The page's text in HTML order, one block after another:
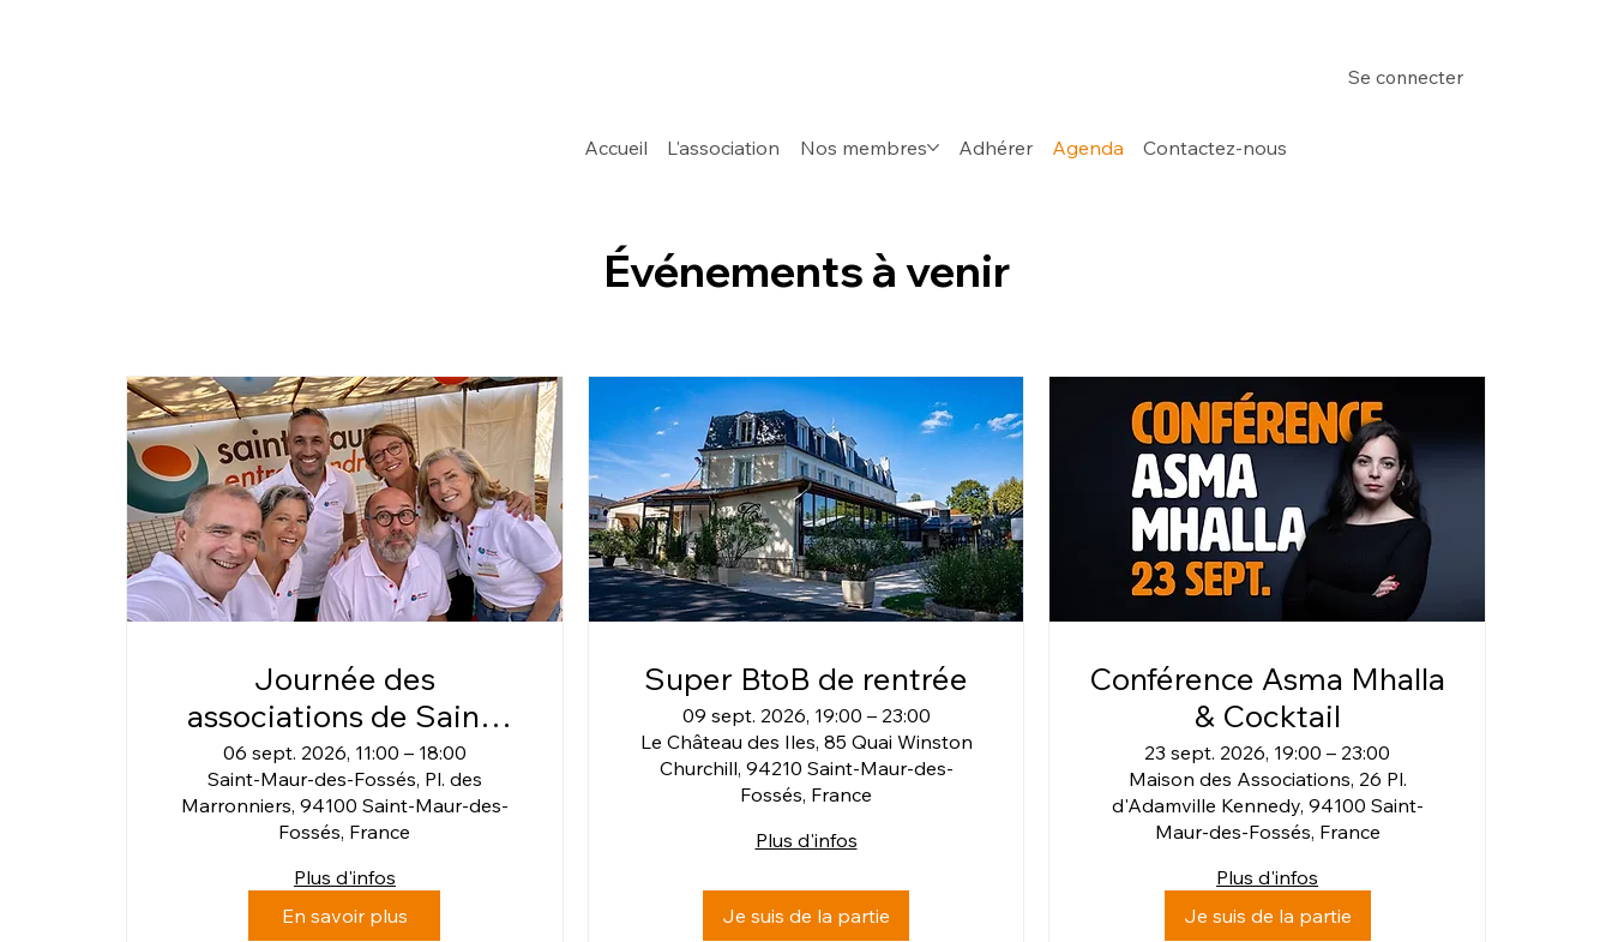
Se connecter
Accueil L'association Nos membres Adhérer Agenda Contactez-nous
Événements à venir
Journée des
associations de Saint-
Maur
06 sept. 2026, 11:00 – 18:00
Saint-Maur-des-Fossés, Pl. des
Marronniers, 94100 Saint-Maur-des-
Fossés, France
Plus d'infos
En savoir plus
Super BtoB de rentrée
09 sept. 2026, 19:00 – 23:00
Le Château des Iles, 85 Quai Winston
Churchill, 94210 Saint-Maur-des-
Fossés, France
Plus d'infos
Je suis de la partie
Conférence Asma Mhalla
& Cocktail
23 sept. 2026, 19:00 – 23:00
Maison des Associations, 26 Pl.
d'Adamville Kennedy, 94100 Saint-
Maur-des-Fossés, France
Plus d'infos
Je suis de la partie